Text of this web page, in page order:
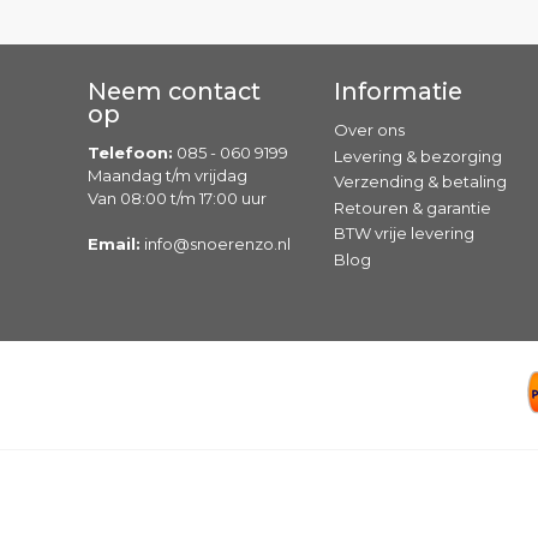
Neem contact
op
Telefoon: 085 - 060 9199
Maandag t/m vrijdag
Van 08:00 t/m 17:00 uur
Email: info@snoerenzo.nl
Informatie
Over ons
Levering & bezorging
Verzending & betaling
Retouren & garantie
BTW vrije levering
Blog